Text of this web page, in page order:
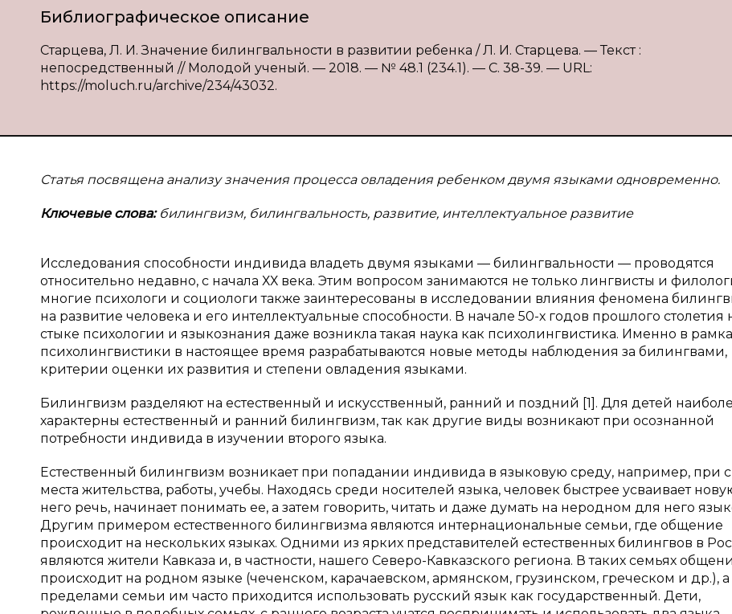
Библиографическое описание
Старцева, Л. И. Значение билингвальности в развитии ребенка / Л. И. Старцева. — Текст :
непосредственный // Молодой ученый. — 2018. — № 48.1 (234.1). — С. 38-39. — URL:
https://moluch.ru/archive/234/43032.
Статья посвящена анализу значения процесса овладения ребенком двумя языками одновременно.
Ключевые слова:билингвизм, билингвальность, развитие, интеллектуальное развитие
Исследования способности индивида владеть двумя языками — билингвальности — проводятся
относительно недавно, с начала ХХ века. Этим вопросом занимаются не только лингвисты и
многие психологи и социологи также заинтересованы в исследовании влияния феномена
на развитие человека и его интеллектуальные способности. В начале 50-х годов прошлого столетия
стыке психологии и языкознания даже возникла такая наука как психолингвистика. Именно в
психолингвистики в настоящее время разрабатываются новые методы наблюдения за билингвами,
критерии оценки их развития и степени овладения языками.
Билингвизм разделяют на естественный и искусственный, ранний и поздний [1]. Для детей
характерны естественный и ранний билингвизм, так как другие виды возникают при осознанной
потребности индивида в изучении второго языка.
Естественный билингвизм возникает при попадании индивида в языковую среду, например, при
места жительства, работы, учебы. Находясь среди носителей языка, человек быстрее усваивает
него речь, начинает понимать ее, а затем говорить, читать и даже думать на неродном для него
Другим примером естественного билингвизма являются интернациональные семьи, где общение
происходит на нескольких языках. Одними из ярких представителей естественных билингвов в
являются жители Кавказа и, в частности, нашего Северо-Кавказского региона. В таких семьях
происходит на родном языке (чеченском, карачаевском, армянском, грузинском, греческом и др.), а
пределами семьи им часто приходится использовать русский язык как государственный. Дети,